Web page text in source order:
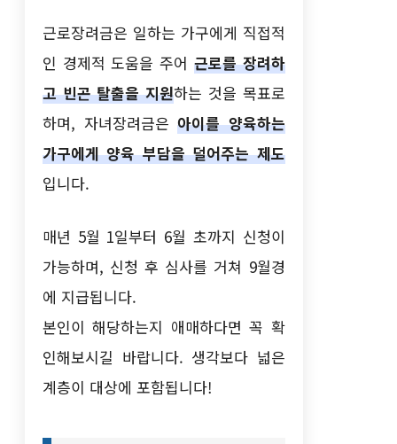
근로장려금은 일하는 가구에게 직접적
인 경제적 도움을 주어 근로를 장려하
고 빈곤 탈출을 지원하는 것을 목표로
하며, 자녀장려금은아이를 양육하는
가구에게 양육 부담을 덜어주는 제도
입니다.
매년 5월 1일부터 6월 초까지 신청이
가능하며, 신청 후 심사를 거쳐 9월경
에 지급됩니다.
본인이 해당하는지 애매하다면 꼭 확
인해보시길 바랍니다. 생각보다 넓은
계층이 대상에 포함됩니다!